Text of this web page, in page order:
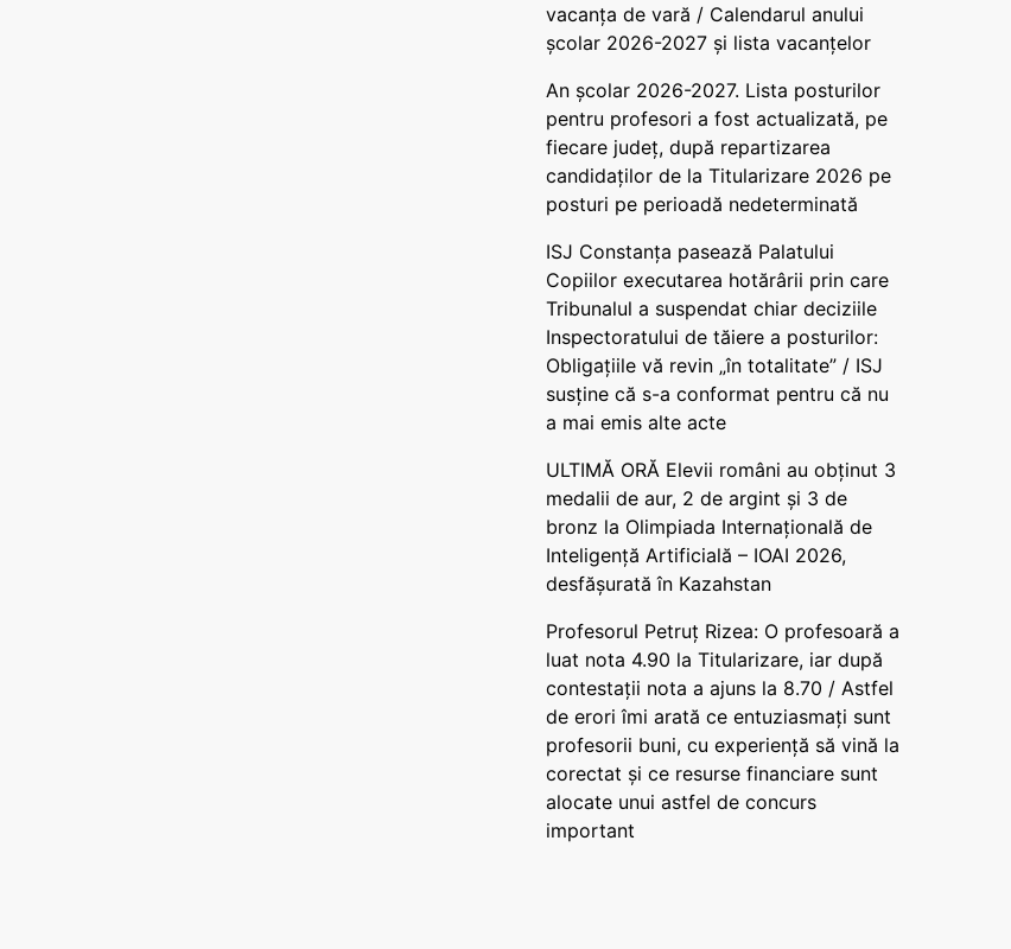
vacanța de vară / Calendarul anului
școlar 2026-2027 și lista vacanțelor
An școlar 2026-2027. Lista posturilor
pentru profesori a fost actualizată, pe
fiecare județ, după repartizarea
candidaților de la Titularizare 2026 pe
posturi pe perioadă nedeterminată
ISJ Constanța pasează Palatului
Copiilor executarea hotărârii prin care
Tribunalul a suspendat chiar deciziile
Inspectoratului de tăiere a posturilor:
Obligațiile vă revin „în totalitate” / ISJ
susține că s-a conformat pentru că nu
a mai emis alte acte
ULTIMĂ ORĂ Elevii români au obținut 3
medalii de aur, 2 de argint și 3 de
bronz la Olimpiada Internațională de
Inteligență Artificială – IOAI 2026,
desfășurată în Kazahstan
Profesorul Petruț Rizea: O profesoară a
luat nota 4.90 la Titularizare, iar după
contestații nota a ajuns la 8.70 / Astfel
de erori îmi arată ce entuziasmați sunt
profesorii buni, cu experiență să vină la
corectat și ce resurse financiare sunt
alocate unui astfel de concurs
important